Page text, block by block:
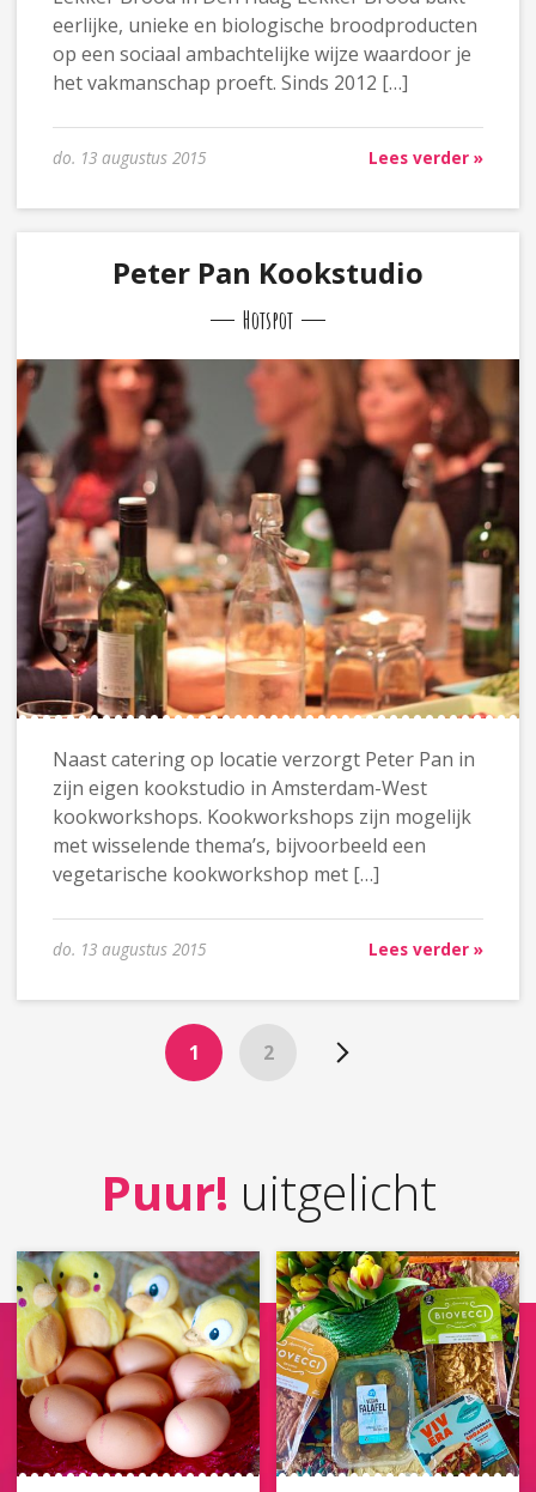
eerlijke, unieke en biologische broodproducten
op een sociaal ambachtelijke wijze waardoor je
het vakmanschap proeft. Sinds 2012 […]
do. 13 augustus 2015 Lees verder »
Peter Pan Kookstudio
Hotspot
Naast catering op locatie verzorgt Peter Pan in
zijn eigen kookstudio in Amsterdam-West
kookworkshops. Kookworkshops zijn mogelijk
met wisselende thema’s, bijvoorbeeld een
vegetarische kookworkshop met […]
do. 13 augustus 2015 Lees verder »
1 2
Puur! uitgelicht